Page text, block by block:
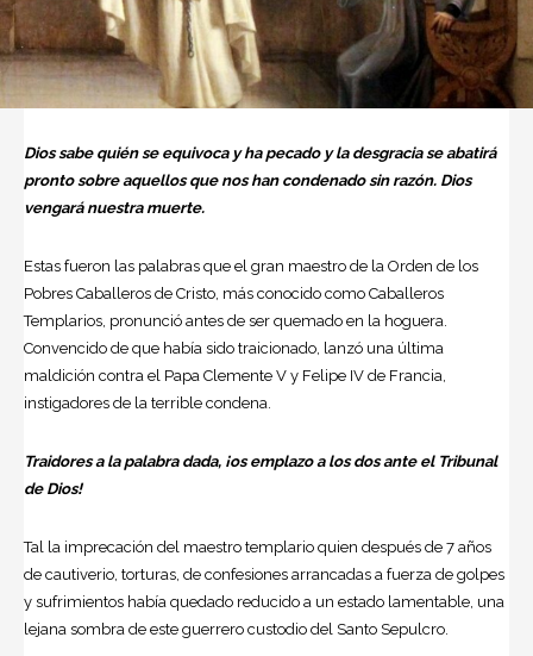
Dios sabe quién se equivoca y ha pecado y la desgracia se abatirá
pronto sobre aquellos que nos han condenado sin razón. Dios
vengará nuestra muerte.
Estas fueron las palabras que el gran maestro de la Orden de los
Pobres Caballeros de Cristo, más conocido como Caballeros
Templarios, pronunció antes de ser quemado en la hoguera.
Convencido de que había sido traicionado, lanzó una última
maldición contra el Papa Clemente V y Felipe IV de Francia,
instigadores de la terrible condena.
Traidores a la palabra dada, ¡os emplazo a los dos ante el Tribunal
de Dios!
Tal la imprecación del maestro templario quien después de 7 años
de cautiverio, torturas, de confesiones arrancadas a fuerza de golpes
y sufrimientos había quedado reducido a un estado lamentable, una
lejana sombra de este guerrero custodio del Santo Sepulcro.